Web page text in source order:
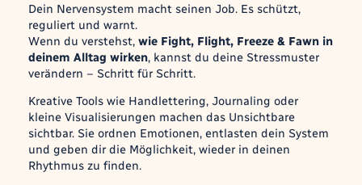
Dein Nervensystem macht seinen Job. Es schützt,
reguliert und warnt.
Wenn du verstehst, wie Fight, Flight, Freeze & Fawn in
deinem Alltag wirken, kannst du deine Stressmuster
verändern – Schritt für Schritt.
Kreative Tools wie Handlettering, Journaling oder
kleine Visualisierungen machen das Unsichtbare
sichtbar. Sie ordnen Emotionen, entlasten dein System
und geben dir die Möglichkeit, wieder in deinen
Rhythmus zu finden.